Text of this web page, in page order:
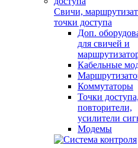
Свичи,
точки доступа
Доп.
для свичей и
Кабельные
Коммутаторы
Точки доступа,
повторители,
усилители
Модемы